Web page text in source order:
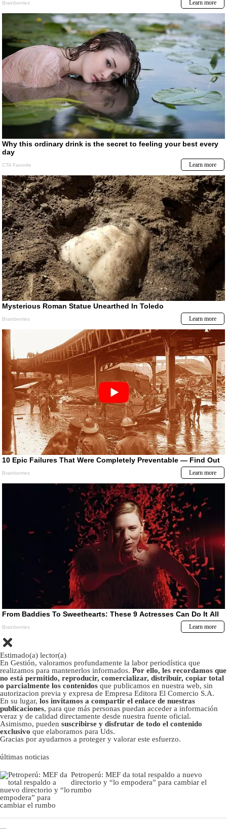
Estimado(a) lector(a)
En Gestión, valoramos profundamente la labor periodística que
realizamos para mantenerlos informados. Por ello, les recordamos que
no está permitido, reproducir, comercializar, distribuir, copiar total
o parcialmente los contenidos que publicamos en nuestra web, sin
autorizacion previa y expresa de Empresa Editora El Comercio S.A.
En su lugar, los invitamos a compartir el enlace de nuestras
publicaciones, para que más personas puedan acceder a información
veraz y de calidad directamente desde nuestra fuente oficial.
Asimismo, pueden suscribirse y disfrutar de todo el contenido
exclusivo que elaboramos para Uds.
Gracias por ayudarnos a proteger y valorar este esfuerzo.
últimas noticias
Petroperú: MEF da total respaldo a nuevo
directorio y “lo empodera” para cambiar el
rumbo